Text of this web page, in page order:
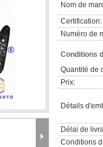
Nom de
Certification:
Numéro de
Conditions
Quantité de
Prix:
Détails
Délai de
Conditions